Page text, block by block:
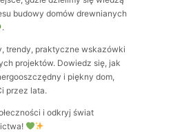
budowy domów drewnianych
.
trendy, praktyczne wskazówki
projektów. Dowiedz się, jak
i piękny dom,
przez lata.
i odkryj świat